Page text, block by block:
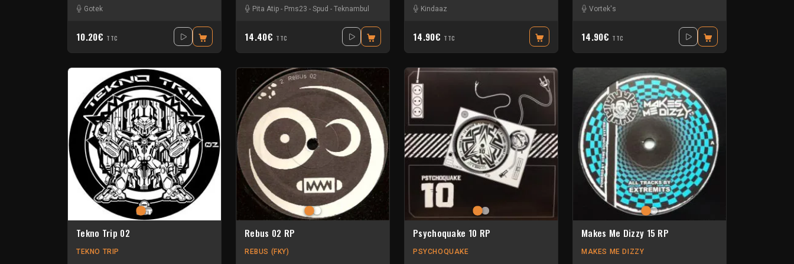
Gotek
10.20€ TTC
Pita Atip - Pms23 - Spud - Teknambul
14.40€ TTC
Kindaaz
14.90€ TTC
Vortek's
14.90€ TTC
Tekno Trip 02
TEKNO TRIP
Rebus 02 RP
REBUS (FKY)
Psychoquake 10 RP
PSYCHOQUAKE
Makes Me Dizzy 15 RP
MAKES ME DIZZY